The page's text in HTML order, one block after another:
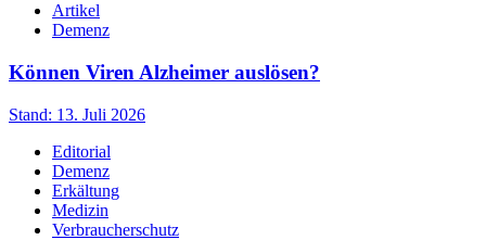
Artikel
Demenz
Können Viren Alzheimer auslösen?
Stand: 13. Juli 2026
Editorial
Demenz
Erkältung
Medizin
Verbraucherschutz